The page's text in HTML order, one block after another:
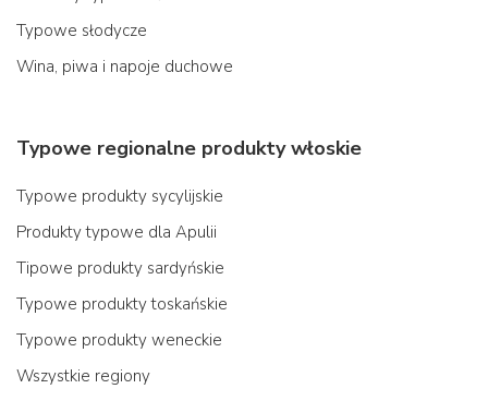
Typowe słodycze
Wina, piwa i napoje duchowe
Typowe regionalne produkty włoskie
Typowe produkty sycylijskie
Produkty typowe dla Apulii
Tipowe produkty sardyńskie
Typowe produkty toskańskie
Typowe produkty weneckie
Wszystkie regiony